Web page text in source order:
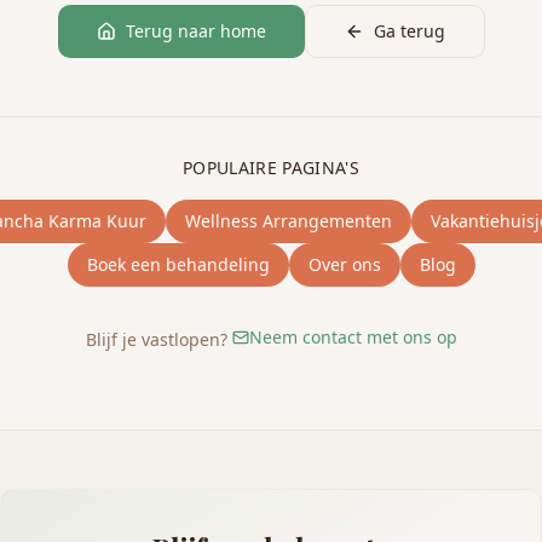
Terug naar home Ga terug
POPULAIRE PAGINA'S
Karma Kuur Wellness Arrangementen
Boek een behandeling
Over ons Blog
Blijf je vastlopen? Neem contact met ons op